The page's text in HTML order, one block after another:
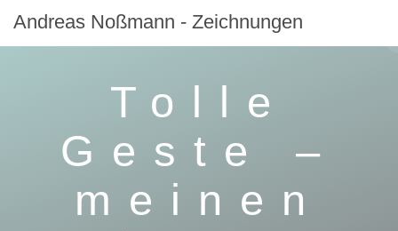
Inhalt
springen
Andreas Noßmann - Zeichnungen
Tolle
Geste –
meinen